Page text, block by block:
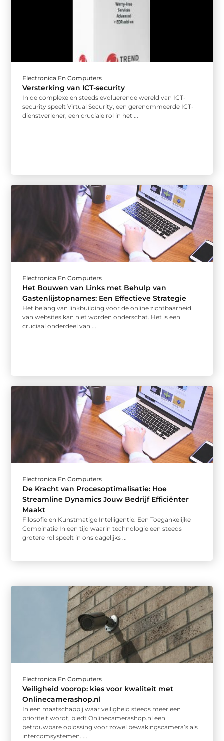
Electronica En Computers
Versterking van ICT-security
In de complexe en steeds evoluerende wereld van ICT-
security speelt Virtual Security, een gerenommeerde ICT-
dienstverlener, een cruciale rol in het ...
Electronica En Computers
Het Bouwen van Links met Behulp van
Gastenlijstopnames: Een Effectieve Strategie
Het belang van linkbuilding voor de online zichtbaarheid
van websites kan niet worden onderschat. Het is een
cruciaal onderdeel van ...
Electronica En Computers
De Kracht van Procesoptimalisatie: Hoe
Streamline Dynamics Jouw Bedrijf Efficiënter
Maakt
Filosofie en Kunstmatige Intelligentie: Een Toegankelijke
Combinatie In een tijd waarin technologie een steeds
grotere rol speelt in ons dagelijks ...
Electronica En Computers
Veiligheid voorop: kies voor kwaliteit met
Onlinecamerashop.nl
In een maatschappij waar veiligheid steeds meer een
prioriteit wordt, biedt Onlinecamerashop.nl een
betrouwbare oplossing voor zowel bewakingscamera’s als
intercomsystemen. ...